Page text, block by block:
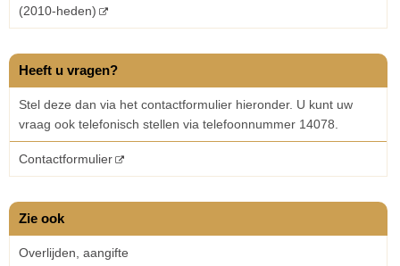
(2010-heden)
Heeft u vragen?
Stel deze dan via het contactformulier hieronder. U kunt uw
vraag ook telefonisch stellen via telefoonnummer 14078.
Contactformulier
Zie ook
Overlijden, aangifte